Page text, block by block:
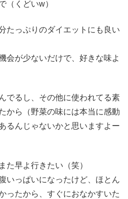
（くどいw）
たっぷりのダイエットにも良い
会が少ないだけで、好きな味よ
でるし、その他に使われてる素
から（野菜の味には本当に感動
るんじゃないかと思いますよー
た早よ行きたい（笑）
いっぱいになったけど、ほとん
ったから、すぐにおなかすいた